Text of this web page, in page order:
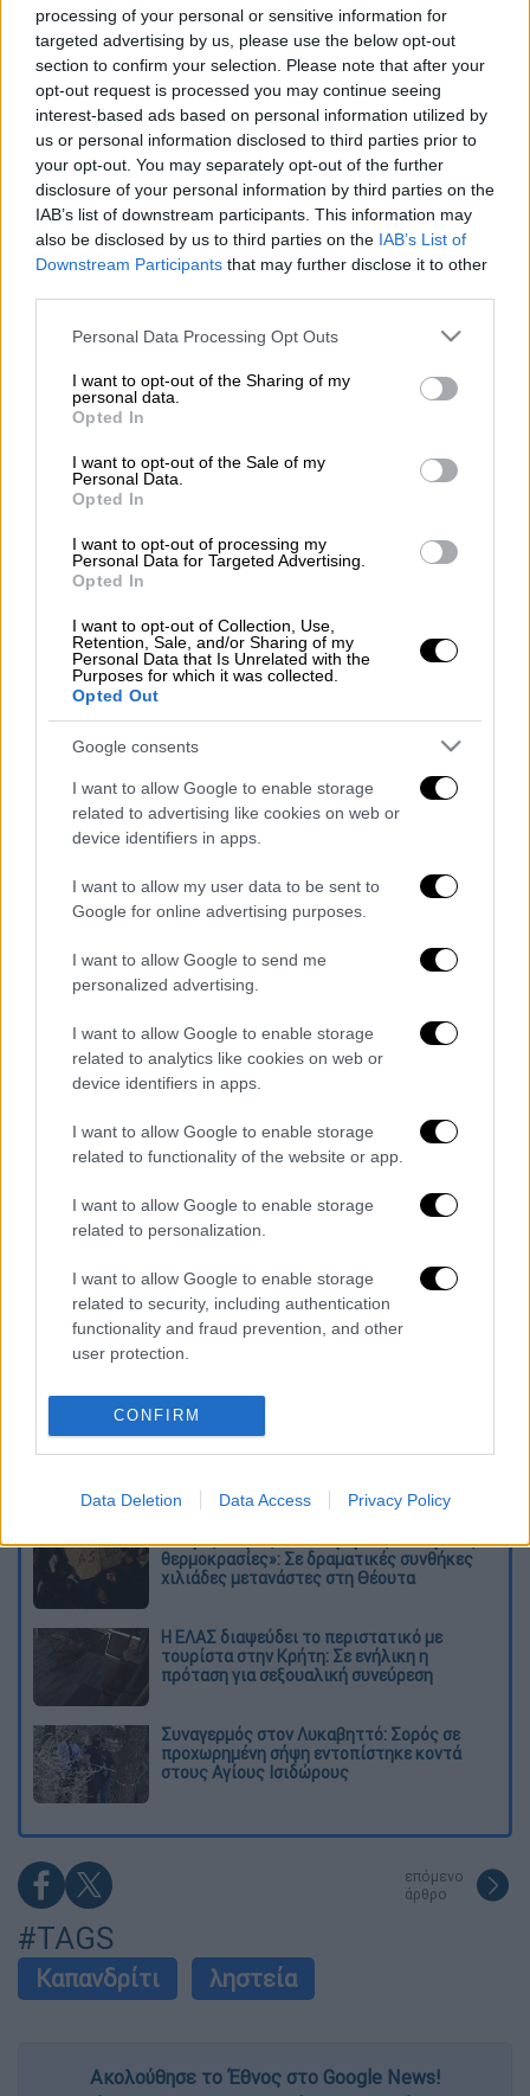
processing of your personal or sensitive information for
targeted advertising by us, please use the below opt-out
section to confirm your selection. Please note that after your
opt-out request is processed you may continue seeing
interest-based ads based on personal information utilized by
us or personal information disclosed to third parties prior to
your opt-out. You may separately opt-out of the further
disclosure of your personal information by third parties on the
IAB’s list of downstream participants. This information may
also be disclosed by us to third parties on the IAB’s List of
Downstream Participants that may further disclose it to other
Please note that this website/app uses one or more Google
not limited to your visit or usage behaviour. You may click to
grant or deny consent to Google and its third-party tags to
use your data for below specified purposes in below Google
consent section.
Personal Data Processing Opt Outs
I want to opt-out of the Sharing of my
personal data.
Opted In
I want to opt-out of the Sale of my
Personal Data.
Opted In
I want to opt-out of processing my
Personal Data for Targeted Advertising.
Opted In
I want to opt-out of Collection, Use,
Retention, Sale, and/or Sharing of my
Personal Data that Is Unrelated with the
Purposes for which it was collected.
Opted Out
Google consents
I want to allow Google to enable storage
related to advertising like cookies on web or
device identifiers in apps.
I want to allow my user data to be sent to
Google for online advertising purposes.
I want to allow Google to send me
personalized advertising.
I want to allow Google to enable storage
related to analytics like cookies on web or
device identifiers in apps.
I want to allow Google to enable storage
related to functionality of the website or app.
I want to allow Google to enable storage
related to personalization.
I want to allow Google to enable storage
related to security, including authentication
functionality and fraud prevention, and other
user protection.
CONFIRM
Data Deletion Data Access Privacy Policy
και ληστειώνβρίσκονται καθημερινά οι
κάτοικοι στο Καπανδρίτι. Οι κάτοικοι
καταγγέλλουν στην κάμερα του Open TV ότι
στην περιοχή υπάρχει ελιππής αστυνόμευση,
ενώ άλλοι επιδεικνύουν στον τηλεοπτικό
φακό τις.. καραμπίνες τους. «Το ένα το έχω
δίπλα μου, και το άλλο δίπλα από το
κρεβάτι» λέει ένας εξ' αυτών στο
δημοσιογράφο Δημήτρη Φρέσκο.
Οι κάτοικοι της περιοχής μοιάζουν
ότι έχουν «οχυρώσει» τα σπίτια τους
γίνονται στόχοι διαρρηκτών. «Έβλεπα τους
κλέφτες να πηδούν και όταν πήγα να φύγω
γιατί φοβήθηκα τότε μου έκλεισαν το
δρόμο. Εκείνη την ώρα τα χρειάστηκα» λέει
μία κάτοικος.
Ένας άλλος κάτοικος βρέθηκε αντιμέτωπος
με ληστές την ώρα που βρισκόταν στην αυλή
του σπιτιού του μαζί με τα παιδιά του.
«Κοίταξα να προφυλαχτώ. Ειδοποίησα την
αστυνομία και ήρθε μετά από μιάμιση ώρα»
ανέφερε. Το Καπανδρίτι έχει μείνει χωρίς
αστυνομικό τμήμα από το 2017, με τη
δημοτική αρχή να κάνει έκκληση για την
επαναλειτουργία αστυνομικού τμήματος
στην περιοχή.
Μάλιστα ο δήμος Ωρωπού αναγνωρίζοντας
τις αντικειμενικές δυσκολίες προσφέρει
τον χώρο όπου θα στεγαστεί το αστυνομικό
τμήμα δωρεάν στο υπουργείο Προστασίας
του Πολίτη.
Διαβάστε ακόμη
Kadebostany στο ethnos.gr: «Κάποτε
«Χωρίς σκηνές και κουβέρτες σε ακραίες
θερμοκρασίες»: Σε δραματικές συνθήκες
χιλιάδες μετανάστες στη Θέουτα
Η ΕΛΑΣ διαψεύδει το περιστατικό με
τουρίστα στην Κρήτη: Σε ενήλικη η
πρόταση για σεξουαλική συνεύρεση
Συναγερμός στον Λυκαβηττό: Σορός σε
προχωρημένη σήψη εντοπίστηκε κοντά
στους Αγίους Ισιδώρους
επόμενο
άρθρο
#TAGS
Καπανδρίτι ληστεία
Ακολούθησε το Έθνος στο Google News!